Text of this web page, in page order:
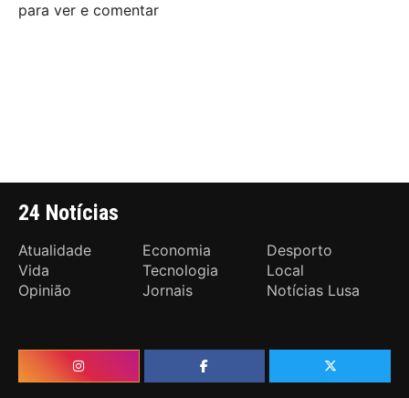
para ver e comentar
24 Notícias
Atualidade Economia
Desporto
Vida
Tecnologia
Local
Opinião
Jornais Notícias Lusa